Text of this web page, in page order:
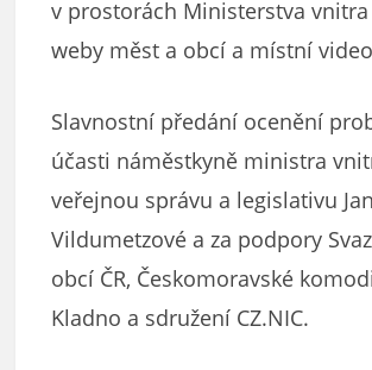
v prostorách Ministerstva
weby měst a obcí a místní
Slavnostní předání ocenění
účasti náměstkyně ministra
veřejnou správu a legislativu
Vildumetzové a za podpory
obcí ČR, Českomoravské
Kladno a sdružení CZ.NIC.